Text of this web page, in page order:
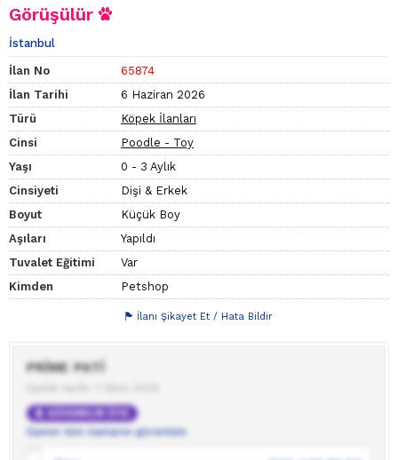
Görüşülür
İstanbul
İlan No
65874
İlan Tarihi
6 Haziran 2026
Türü
Köpek İlanları
Cinsi
Poodle - Toy
Yaşı
0 - 3 Aylık
Cinsiyeti
Dişi & Erkek
Boyut
Küçük Boy
Aşıları
Yapıldı
Tuvalet Eğitimi
Var
Kimden
Petshop
İlanı Şikayet Et / Hata Bildir
PRİME PATİ
Üyenin tüm ilanlarını görüntüle